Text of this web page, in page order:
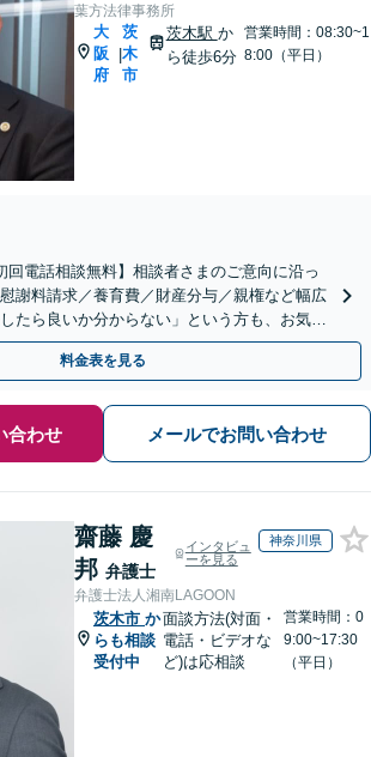
葉方法律事務所
大
阪
府
|
茨
木
市
茨木駅 か
ら徒歩6分
営業時間：08:30~1
8:00（平日）
回電話相談無料】相談者さまのご意向に沿っ
謝料請求／養育費／財産分与／親権など幅広
たら良いか分からない」という方も、お気軽
から営業】
料金表を見る
合わせ メールでお問い合わせ
齋藤 慶
邦 弁護士
インタビュ
ーを見る
神奈川県
弁護士法人湘南LAGOON
茨木市 か
らも相談
受付中
面談方法(対面・
電話・ビデオな
ど)は応相談
営業時間：0
9:00~17:30
（平日）